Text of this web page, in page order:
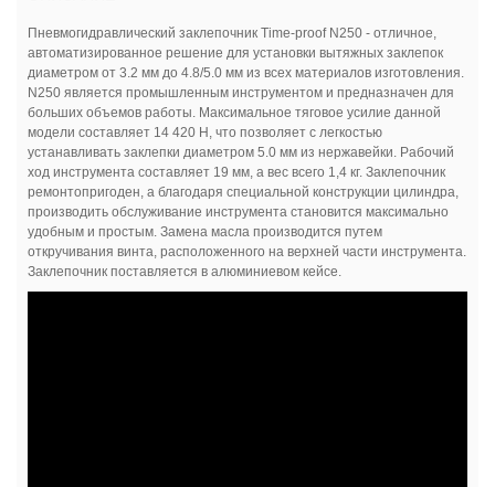
Пневмогидравлический заклепочник Time-proof N250 - отличное,
автоматизированное решение для установки вытяжных заклепок
диаметром от 3.2 мм до 4.8/5.0 мм из всех материалов изготовления.
N250 является промышленным инструментом и предназначен для
больших объемов работы. Максимальное тяговое усилие данной
модели составляет 14 420 Н, что позволяет с легкостью
устанавливать заклепки диаметром 5.0 мм из нержавейки. Рабочий
ход инструмента составляет 19 мм, а вес всего 1,4 кг. Заклепочник
ремонтопригоден, а благодаря специальной конструкции цилиндра,
производить обслуживание инструмента становится максимально
удобным и простым. Замена масла производится путем
откручивания винта, расположенного на верхней части инструмента.
Заклепочник поставляется в алюминиевом кейсе.